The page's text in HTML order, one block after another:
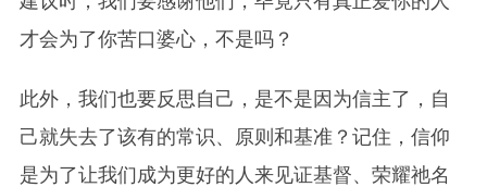
才会为了你苦口婆心，不是吗？
此外，我们也要反思自己，是不是因为信主了，自
己就失去了该有的常识、原则和基准？记住，信仰
是为了让我们成为更好的人来见证基督、荣耀祂名